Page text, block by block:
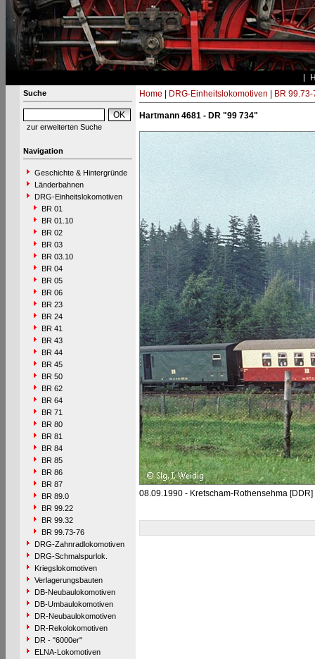
Suche
zur erweiterten Suche
Navigation
Geschichte & Hintergründe
Länderbahnen
DRG-Einheitslokomotiven
BR 01
BR 01.10
BR 02
BR 03
BR 03.10
BR 04
BR 05
BR 06
BR 23
BR 24
BR 41
BR 43
BR 44
BR 45
BR 50
BR 62
BR 64
BR 71
BR 80
BR 81
BR 84
BR 85
BR 86
BR 87
BR 89.0
BR 99.22
BR 99.32
BR 99.73-76
DRG-Zahnradlokomotiven
DRG-Schmalspurlok.
Kriegslokomotiven
Verlagerungsbauten
DB-Neubaulokomotiven
DB-Umbaulokomotiven
DR-Neubaulokomotiven
DR-Rekolokomotiven
DR - "6000er"
ELNA-Lokomotiven
Home DRG-Einheitslokomotiven BR 99.73-
Hartmann 4681 - DR "99 734"
08.09.1990 - Kretscham-Rothensehma [DDR]